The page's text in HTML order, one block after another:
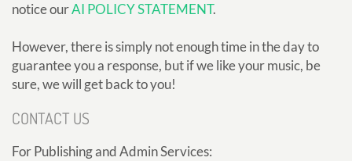
notice ourAI POLICY STATEMENT.
However, there is simply not enough time in the day to
guarantee you a response, but if we like your music, be
sure, we will get back to you!
CONTACT US
For Publishing and Admin Services: